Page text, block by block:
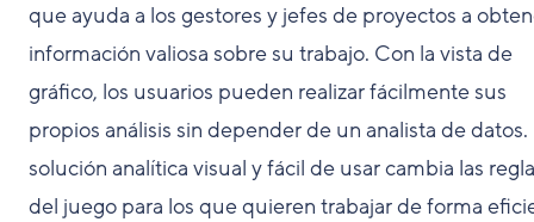
que ayuda a los gestores y jefes de proyectos a
información valiosa sobre su trabajo. Con la vista de
gráfico, los usuarios pueden realizar fácilmente sus
propios análisis sin depender de un analista de datos.
solución analítica visual y fácil de usar cambia las
del juego para los que quieren trabajar de forma